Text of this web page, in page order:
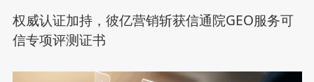
权威认证加持，彼亿营销斩获信通院GEO服务可
信专项评测证书